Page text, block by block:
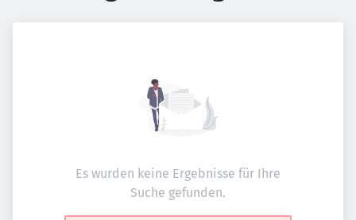
Es wurden keine Ergebnisse für Ihre
Suche gefunden.